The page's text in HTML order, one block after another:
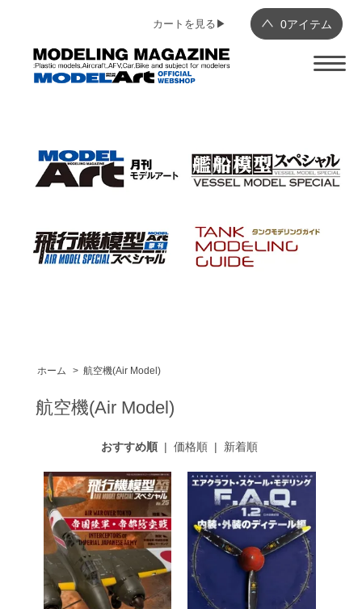
0アイテム
カートを見る▶︎
ホーム > 航空機(Air Model)
航空機(Air Model)
おすすめ順 |価格順 | 新着順